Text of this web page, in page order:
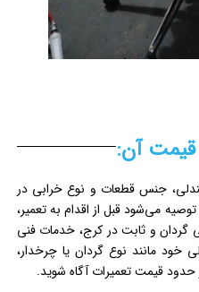
قیمت آن:
جنس قطعات و نوع خرابی در
می‌شود قبل از اقدام به تعمیر،
گردان و ثابت در کرج، خدمات فنی
مانند نوع گردان یا چرخدار،
حدود قیمت تعمیرات آگاه شوید.